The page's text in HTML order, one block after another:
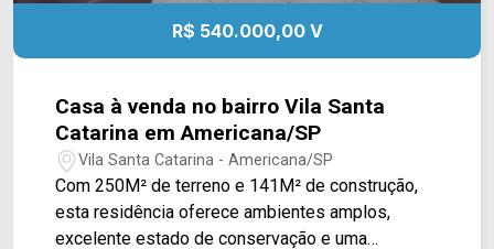
R$ 540.000,00 V
Casa à venda no bairro Vila Santa
Catarina em Americana/SP
Vila Santa Catarina - Americana/SP
Com 250M² de terreno e 141M² de construção,
esta residência oferece ambientes amplos,
excelente estado de conservação e uma